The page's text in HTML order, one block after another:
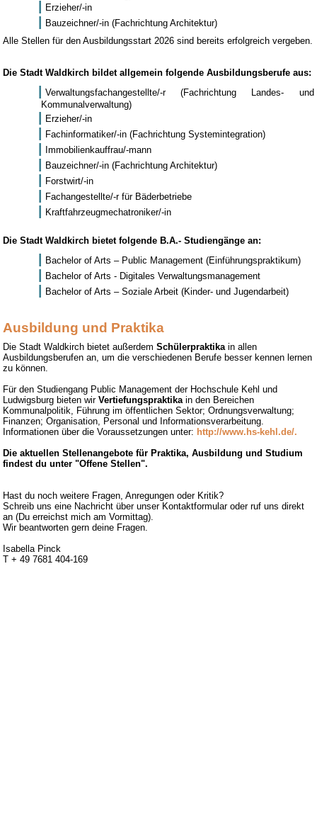
Erzieher/-in
Bauzeichner/-in (Fachrichtung Architektur)
Alle Stellen für den Ausbildungsstart 2026 sind bereits erfolgreich vergeben.
Die Stadt Waldkirch bildet allgemein folgende Ausbildungsberufe aus:
Verwaltungsfachangestellte/-r (Fachrichtung Landes- und
Kommunalverwaltung)
Erzieher/-in
Fachinformatiker/-in (Fachrichtung Systemintegration)
Immobilienkauffrau/-mann
Bauzeichner/-in (Fachrichtung Architektur)
Forstwirt/-in
Fachangestellte/-r für Bäderbetriebe
Kraftfahrzeugmechatroniker/-in
Die Stadt Waldkirch bietet folgende B.A.- Studiengänge an:
Bachelor of Arts – Public Management (Einführungspraktikum)
Bachelor of Arts - Digitales Verwaltungsmanagement
Bachelor of Arts – Soziale Arbeit (Kinder- und Jugendarbeit)
Ausbildung und Praktika
Die Stadt Waldkirch bietet außerdemSchülerpraktika in allen
Ausbildungsberufen an, um die verschiedenen Berufe besser kennen lernen
zu können.
Für den Studiengang Public Management der Hochschule Kehl und
Ludwigsburg bieten wirVertiefungspraktika in den Bereichen
Kommunalpolitik, Führung im öffentlichen Sektor; Ordnungsverwaltung;
Finanzen; Organisation, Personal und Informationsverarbeitung.
Informationen über die Voraussetzungen unter: http://www.hs-kehl.de/.
Die aktuellen Stellenangebote für Praktika, Ausbildung und Studium
findest du unter "Offene Stellen".
Hast du noch weitere Fragen, Anregungen oder Kritik?
Schreib uns eine Nachricht über unser Kontaktformular oder ruf uns direkt
an (Du erreichst mich am Vormittag).
Wir beantworten gern deine Fragen.
Isabella Pinck
T + 49 7681 404-169